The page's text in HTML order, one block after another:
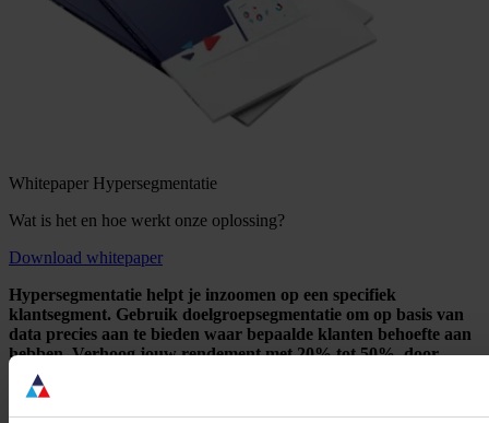
Whitepaper Hypersegmentatie
Wat is het en hoe werkt onze oplossing?
Download whitepaper
Hypersegmentatie helpt je inzoomen op een specifiek
klantsegment. Gebruik doelgroepsegmentatie om op basis van
data precies aan te bieden waar bepaalde klanten behoefte aan
hebben. Verhoog jouw rendement met 20% tot 50%, door
binnen de doelgroep rekening te houden met concrete
voorkeuren en verschillen tussen segmenten binnen B2C, B2B
en meerdere type klanten te onderscheiden.